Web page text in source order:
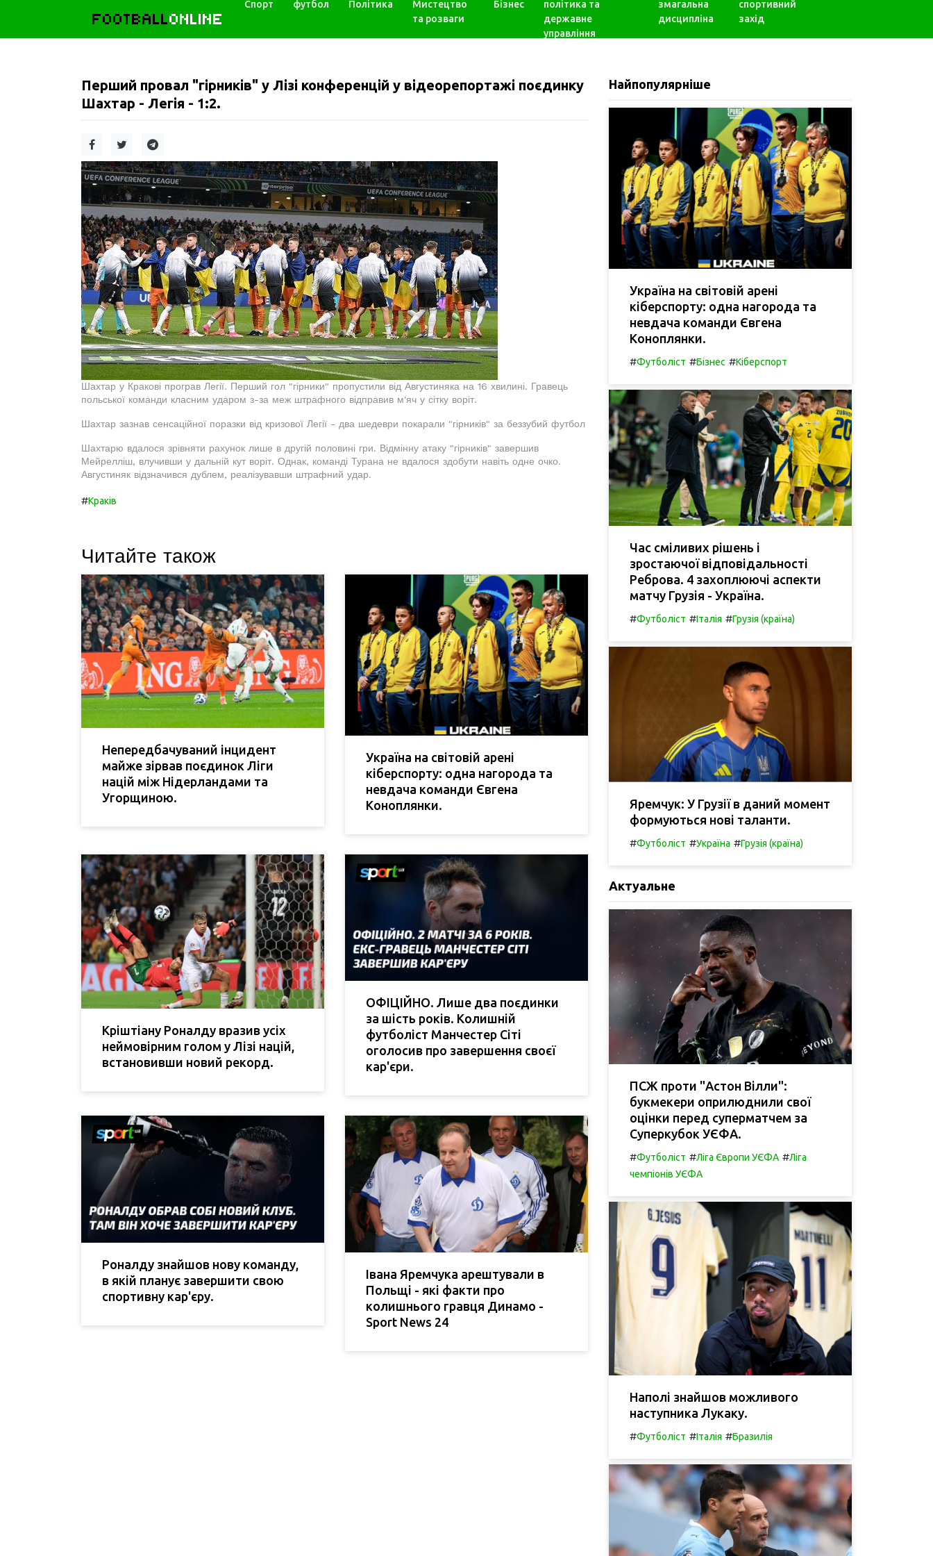
FOOTBALLONLINE
Спорт футбол Політика
Мистецтво
та розваги
Бізнес
політика та
державне
управління
змагальна
дисципліна
спортивний
захід
Перший провал "гірників" у Лізі конференцій у відеорепортажі поєдинку
Шахтар - Легія - 1:2.
Шахтар у Кракові програв Легії. Перший гол "гірники" пропустили від Августиняка на 16 хвилині. Гравець
польської команди класним ударом з-за меж штрафного відправив м'яч у сітку воріт.
Шахтар зазнав сенсаційної поразки від кризової Легії - два шедеври покарали "гірників" за беззубий футбол
Шахтарю вдалося зрівняти рахунок лише в другій половині гри. Відмінну атаку "гірників" завершив
Мейрелліш, влучивши у дальній кут воріт. Однак, команді Турана не вдалося здобути навіть одне очко.
Августиняк відзначився дублем, реалізувавши штрафний удар.
#Краків
Читайте також
Непередбачуваний інцидент
майже зірвав поєдинок Ліги
націй між Нідерландами та
Угорщиною.
Україна на світовій арені
кіберспорту: одна нагорода та
невдача команди Євгена
Коноплянки.
Кріштіану Роналду вразив усіх
неймовірним голом у Лізі націй,
встановивши новий рекорд.
ОФІЦІЙНО. Лише два поєдинки
за шість років. Колишній
футболіст Манчестер Сіті
оголосив про завершення своєї
кар'єри.
Роналду знайшов нову команду,
в якій планує завершити свою
спортивну кар'єру.
Івана Яремчука арештували в
Польщі - які факти про
колишнього гравця Динамо -
Sport News 24
Найпопулярніше
Україна на світовій арені
кіберспорту: одна нагорода та
невдача команди Євгена
Коноплянки.
#Футболіст #Бізнес #Кіберспорт
Час сміливих рішень і
зростаючої відповідальності
Реброва. 4 захоплюючі аспекти
матчу Грузія - Україна.
#Футболіст #Італія #Грузія (країна)
Яремчук: У Грузії в даний момент
формуються нові таланти.
#Футболіст #Україна #Грузія (країна)
Актуальне
ПСЖ проти "Астон Вілли":
букмекери оприлюднили свої
оцінки перед суперматчем за
Суперкубок УЄФА.
#Футболіст #Ліга Європи УЄФА #Ліга
чемпіонів УЄФА
Наполі знайшов можливого
наступника Лукаку.
#Футболіст #Італія #Бразилія